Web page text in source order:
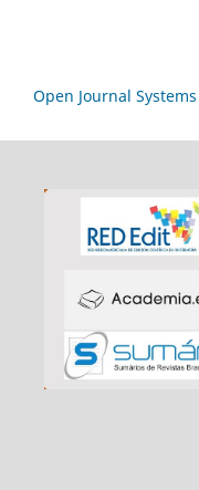
Open Journal Systems